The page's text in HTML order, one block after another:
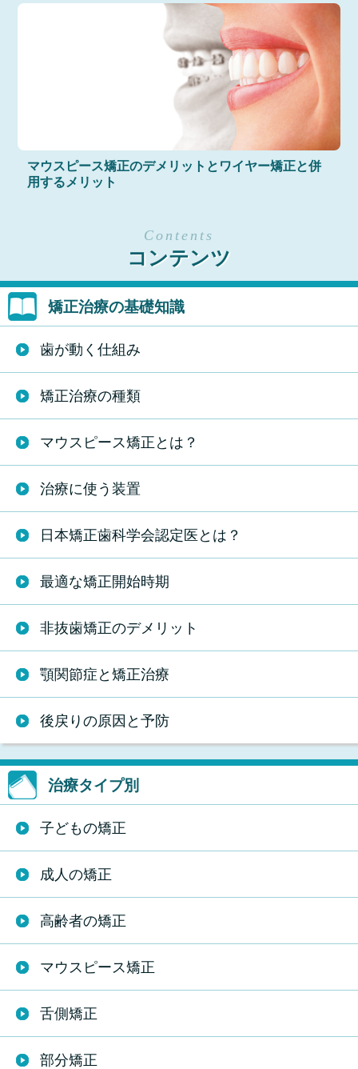
マウスピース矯正のデメリットとワイヤー矯正と併
用するメリット
コンテンツ
矯正治療の基礎知識
歯が動く仕組み
矯正治療の種類
マウスピース矯正とは？
治療に使う装置
日本矯正歯科学会認定医とは？
最適な矯正開始時期
非抜歯矯正のデメリット
顎関節症と矯正治療
後戻りの原因と予防
治療タイプ別
子どもの矯正
成人の矯正
高齢者の矯正
マウスピース矯正
舌側矯正
部分矯正